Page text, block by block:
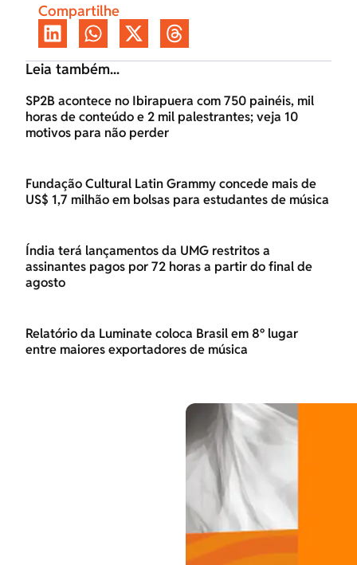
Compartilhe
Leia também...
SP2B acontece no Ibirapuera com 750 painéis, mil
horas de conteúdo e 2 mil palestrantes; veja 10
motivos para não perder
Fundação Cultural Latin Grammy concede mais de
US$ 1,7 milhão em bolsas para estudantes de música
Índia terá lançamentos da UMG restritos a
assinantes pagos por 72 horas a partir do final de
agosto
Relatório da Luminate coloca Brasil em 8º lugar
entre maiores exportadores de música